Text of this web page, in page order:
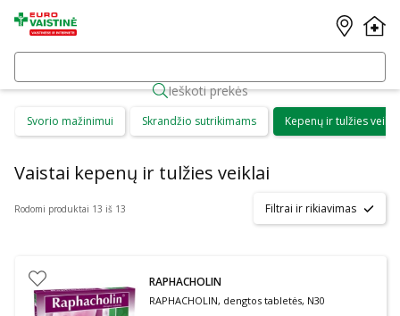
Ieškoti prekės
Svorio mažinimui Skrandžio sutrikimams Kepenų ir tulžies
Vaistai kepenų ir tulžies veiklai
Rodomi produktai 13 iš 13 Filtrai ir rikiavimas
RAPHACHOLIN
RAPHACHOLIN, dengtos tabletės, N30